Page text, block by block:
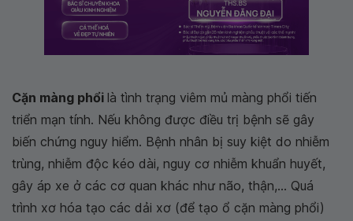
Cặn màng phổi là tình trạng viêm mủ màng phổi tiến
triển mạn tính. Nếu không được điều trị bệnh sẽ gây
biến chứng nguy hiểm. Bệnh nhân bị suy kiệt do nhiễm
trùng, nhiễm độc kéo dài, nguy cơ nhiễm khuẩn huyết,
gây áp xe ở các cơ quan khác như não, thận,... Quá
trình xơ hóa tạo các dải xơ (để tạo ổ cặn màng phổi)